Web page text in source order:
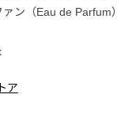
ン（Eau de Parfum）
ア